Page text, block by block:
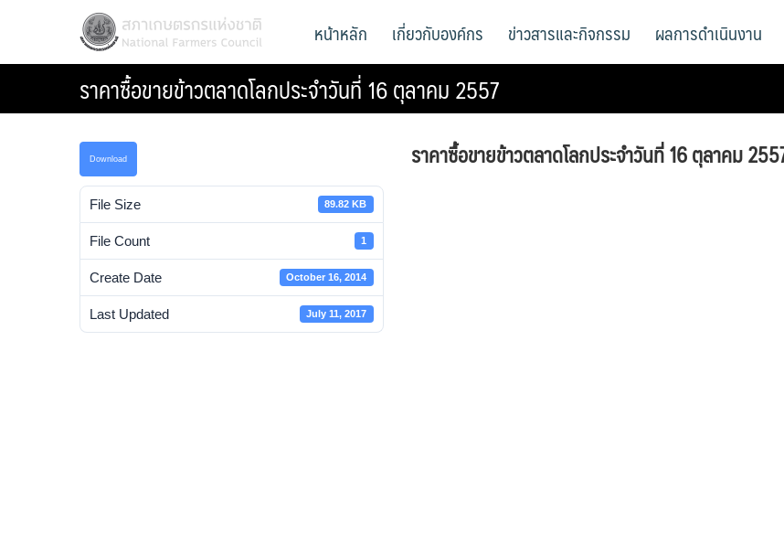
สภาเกษตรกรแห่งชาติ
National Farmers Council หน้าหลัก เกี่ยวกับองค์กร ข่าวสารและกิจกรรม ผลการดำเนินงาน
ราคาซื้อขายข้าวตลาดโลกประจำวันที่ 16 ตุลาคม 2557
Download
File Size 89.82 KB
File Count 1
Create Date October 16, 2014
Last Updated July 11, 2017
ราคาซื้อขายข้าวตลาดโลกประจำวันที่ 16 ตุลาคม